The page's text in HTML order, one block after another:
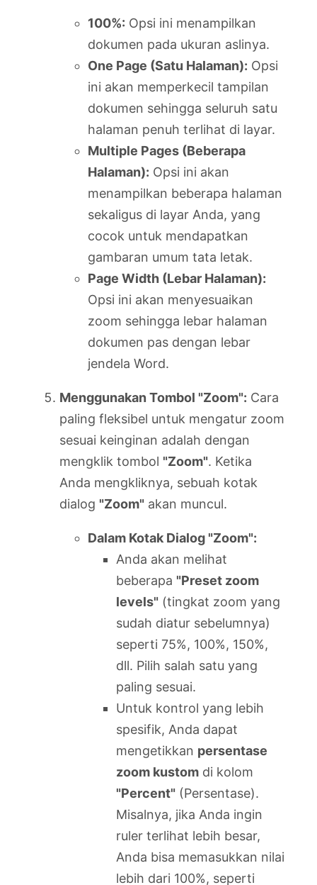
100%: Opsi ini menampilkan
dokumen pada ukuran aslinya.
One Page (Satu Halaman): Opsi
ini akan memperkecil tampilan
dokumen sehingga seluruh satu
halaman penuh terlihat di layar.
Multiple Pages (Beberapa
Halaman): Opsi ini akan
menampilkan beberapa halaman
sekaligus di layar Anda, yang
cocok untuk mendapatkan
gambaran umum tata letak.
Page Width (Lebar Halaman):
Opsi ini akan menyesuaikan
zoom sehingga lebar halaman
dokumen pas dengan lebar
jendela Word.
Menggunakan Tombol "Zoom": Cara
paling fleksibel untuk mengatur zoom
sesuai keinginan adalah dengan
mengklik tombol "Zoom". Ketika
Anda mengkliknya, sebuah kotak
dialog "Zoom" akan muncul.
Dalam Kotak Dialog "Zoom":
Anda akan melihat
beberapa "Preset zoom
levels" (tingkat zoom yang
sudah diatur sebelumnya)
seperti 75%, 100%, 150%,
dll. Pilih salah satu yang
paling sesuai.
Untuk kontrol yang lebih
spesifik, Anda dapat
mengetikkan persentase
zoom kustom di kolom
"Percent" (Persentase).
Misalnya, jika Anda ingin
ruler terlihat lebih besar,
Anda bisa memasukkan nilai
lebih dari 100%, seperti